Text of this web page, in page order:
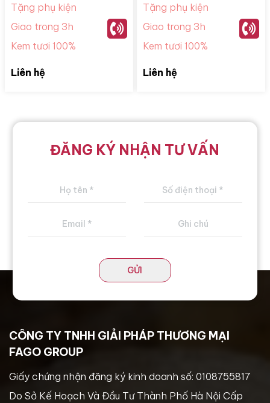
Tặng phụ kiện
Giao trong 3h
Kem tươi 100%
Liên hệ
Tặng phụ kiện
Giao trong 3h
Kem tươi 100%
Liên hệ
ĐĂNG KÝ NHẬN TƯ VẤN
GỬI
CÔNG TY TNHH GIẢI PHÁP THƯƠNG MẠI
FAGO GROUP
Giấy chứng nhận đăng ký kinh doanh số: 0108755817
Do Sở Kế Hoạch Và Đầu Tư Thành Phố Hà Nội Cấp